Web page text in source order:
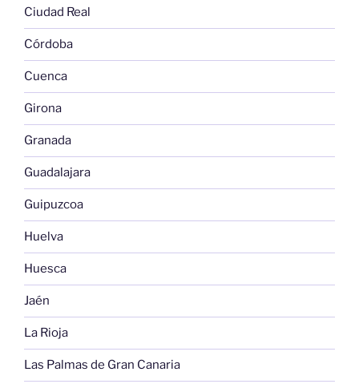
Ciudad Real
Córdoba
Cuenca
Girona
Granada
Guadalajara
Guipuzcoa
Huelva
Huesca
Jaén
La Rioja
Las Palmas de Gran Canaria